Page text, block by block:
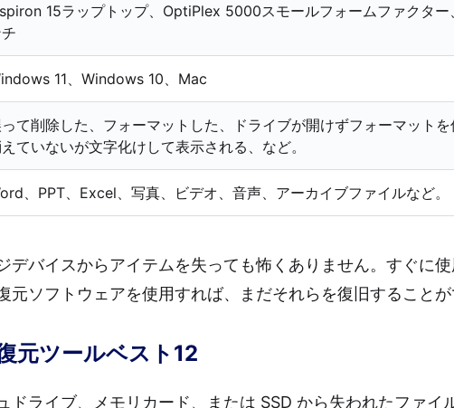
15ラップトップ、OptiPlex 5000スモールフォームファクタ
11、Windows 10、Mac
て削除した、フォーマットした、ドライブが開けずフォーマット
ていないが文字化けして表示される、など。
、PPT、Excel、写真、ビデオ、音声、アーカイブファイルなど。
デバイスからアイテムを失っても怖くありません。すぐに
元ソフトウェアを使用すれば、まだそれらを復旧することが
元ツールベスト12
ドライブ、メモリカード、または SSD から失われたファイ